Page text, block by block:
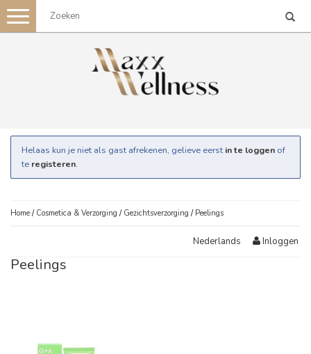
Toggle
navigation
Helaas kun je niet als gast afrekenen, gelieve eerst in te loggen of
te registeren.
Home / Cosmetica & Verzorging / Gezichtsverzorging / Peelings
Nederlands Inloggen
Peelings